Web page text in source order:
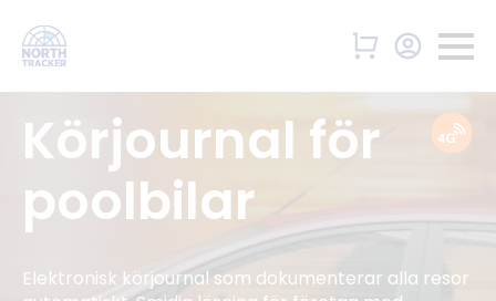
Körjournal för
poolbilar
Elektronisk körjournal som dokumenterar alla resor